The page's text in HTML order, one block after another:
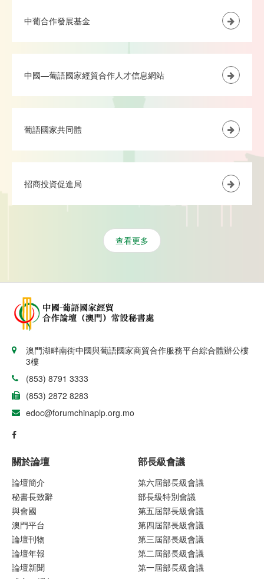
中葡合作發展基金
中國—葡語國家經貿合作人才信息網站
葡語國家共同體
招商投資促進局
查看更多
澳門湖畔南街中國與葡語國家商貿合作服務平台綜合體辦公樓
3樓
(853) 8791 3333
(853) 2872 8283
edoc@forumchinaplp.org.mo
關於論壇
論壇簡介
秘書長致辭
與會國
澳門平台
論壇刊物
論壇年報
論壇新聞
部長級會議
第六屆部長級會議
部長級特別會議
第五屆部長級會議
第四屆部長級會議
第三屆部長級會議
第二屆部長級會議
第一屆部長級會議